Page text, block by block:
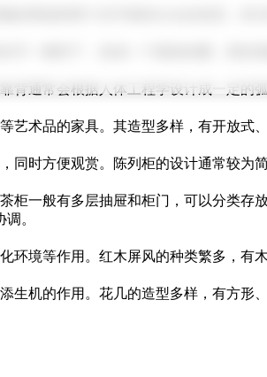
的两端和两个扶手都有出头的造型，
手一顺而下，形成一个圆形的圈，寓意
背通常会根据人体工程学设计成一定的
艺术品的家具。其造型多样，有开放
同时方便观赏。陈列柜的设计通常较
柜一般有多层抽屉和柜门，可以分类
。
环境等作用。红木屏风的种类繁多，
生机的作用。花几的造型多样，有方